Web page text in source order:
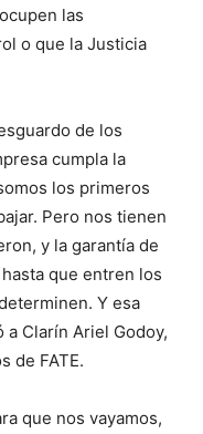
las
o que la Justicia
de los
cumpla la
los primeros
Pero nos tienen
y la garantía de
que entren los
Y esa
Clarín Ariel Godoy,
de FATE.
que nos vayamos,